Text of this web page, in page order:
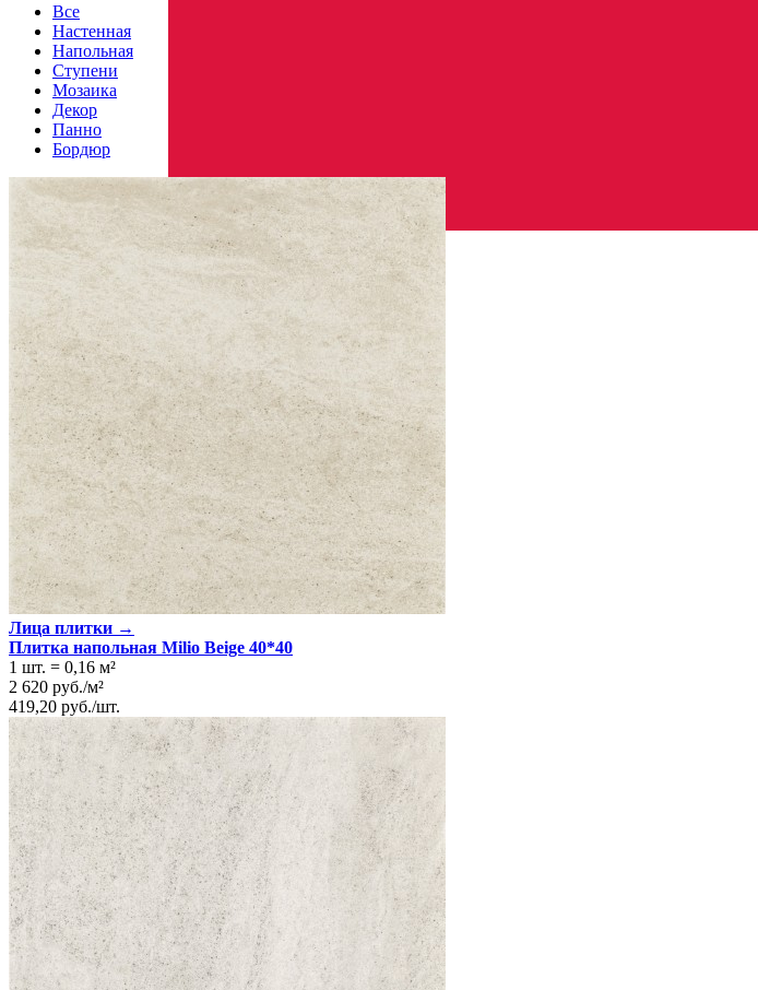
Страна производства
Производитель
PARADYZ CERAMICA
Коллекция Paradyz Ceramica EMILLY / MILIO
Тип плитки
Настенная
Размеры
Размеры
30х60 см
Толщина9 мм
Ширина30 см
Длина 60 см
Площадь в упаковке 1.44 кв. м.
Вес 1 упаковки
23.18 кг
Количество в коробке, шт.8
Свойства
НазначениеВанная комната, Кухня
МатериалКерамика
Поверхность Матовая, Рельефная
ТехнологияМонопороза
Цвет Кремовый
Все
Настенная
Напольная
Ступени
Мозаика
Декор
Панно
Бордюр
Лица плитки →
Плитка напольная Milio Beige 40*40
1 шт. = 0,16 м²
2 620 руб./м²
419,20 руб./шт.